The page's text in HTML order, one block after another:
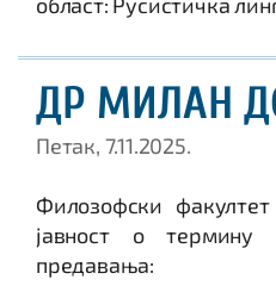
ДР МИЛАН
Петак, 7.11.2025.
Филозофски
јавност о термину
предавања: